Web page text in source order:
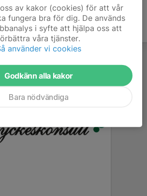
av kakor (cookies) för att vår
fungera bra för dig. De används
i syfte att hjälpa oss att
våra tjänster.
använder vi cookies
Godkänn alla kakor
Bara nödvändiga